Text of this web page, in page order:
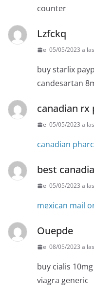
counter
Lzfckq
el 05/05/2023 a
buy starlix
candesartan
canadian rx
el 05/05/2023 a
canadian
best
el 05/05/2023 a
mexican mail
Ouepde
el 08/05/2023 a
buy cialis
viagra generic